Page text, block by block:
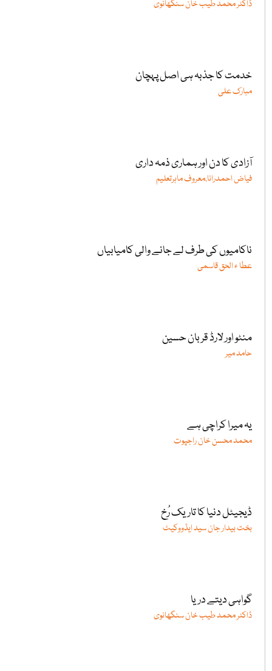
ڈاکٹر محمد طیب خان سنگھانوی
خدمت کا جذبہ ہی اصل پہچان
مبارک علی
آزادی کا دن اور ہماری ذمہ داری
فیاض احمدرانا،معروف ماہرتعلیم
ناکامیوں کی طرف لے جانے والی کامیابیاں
عطا ء الحق قاسمی
منٹو اور لارڈ قربان حسین
حامد میر
یہ میرا کراچی ہے
محمد محسن خان راجپوت
ڈیجیٹل دنیا کا تاریک رُخ
بخت بیدار جان سید ایڈووکیٹ
گواہی دیتے دریا
ڈاکٹر محمد طیب خان سنگھانوی